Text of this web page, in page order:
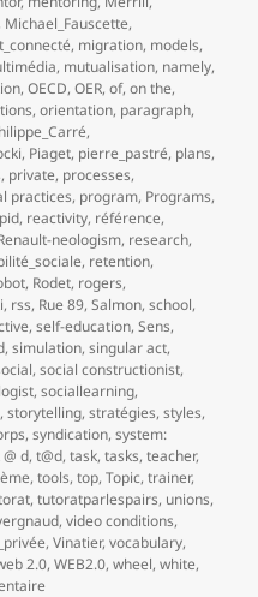
Michael_Fauscette,
, migration, models,
, mutualisation, namely,
,OECD,OER,of,on the,
,orientation, paragraph,
,
, Piaget, pierre_pastré, plans,
, private, processes,
practices, program, Programs,
, reactivity, référence,
neologism, research,
, retention,
, Rodet, rogers,
, rss, Rue 89,Salmon,school,
,self-education,Sens,
,simulation,singular act,
,social constructionist,
,sociallearning,
,storytelling,stratégies,styles,
,syndication,system:
@ d,t@d,task,tasks,teacher,
,tools,top,Topic,trainer,
,tutoratparlespairs, unions,
,video conditions,
,Vinatier,vocabulary,
2.0,WEB2.0,wheel,white,